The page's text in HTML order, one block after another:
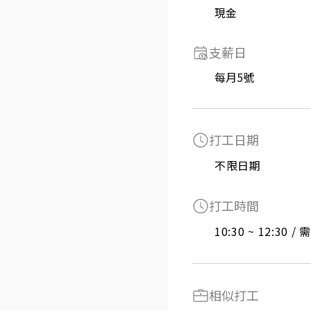
現金
支薪日
每月5號
打工日期
不限日期
打工時間
10:30 ~ 12:30 /
相似打工